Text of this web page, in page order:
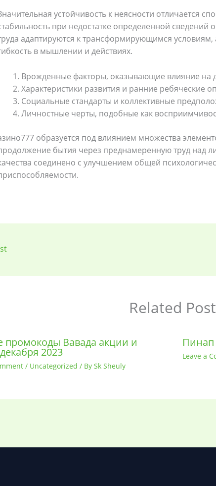
устойчивость к неясности отличается
при недостатке определенной сведений
адаптируются к трансформирующимся
в мышлении и действиях.
Врожденные факторы, оказывающие влияние на
Характеристики развития и ранние ребяческие
Социальные стандарты и коллективные
Личностные черты, подобные как
образуется под влиянием множества
бытия через преднамеренную труд над
соединено с улучшением общей
Related
Вавада акции и
2023
/ Uncategorized / By Sk Sheuly
Пинап
Leave a